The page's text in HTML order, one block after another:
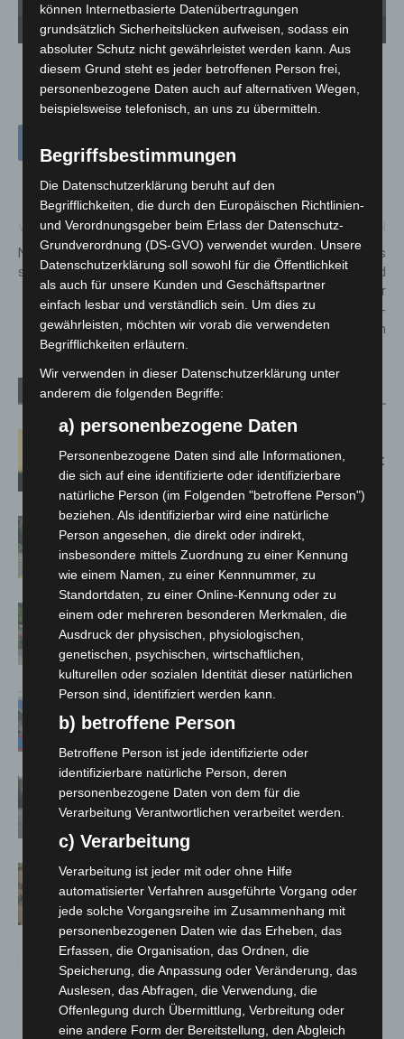
Baustellenbesichtigung des Großen Wellenkanals der Leibniz Universität Hannover
(LUH) in Hannover-Marienwerder. - Foto: Matthias Falk / hannoverfotografie
Vorheriger Artikel
Niedersachsen-Technikum
startet in die nächste Runde
Nächster Artikel
Innenminister Pistorius
besucht „Führungs- und
Einsatzmittelworkshop“ der
niedersächsischen Polizei-
Fahrradstaffeln
Verwandte Artikel Mehr vom Autor
Hannover: Erste Tigermücken-
Population in Niedersachsen entdeckt
Brand im „Haus der Begegnung“ in
Neuwarmbüchen schnell eingedämmt
Region Hannover: 21 neue
Notfallsanitäter starten beim Roten
Kreuz
Mann läuft mit Hockeyschläger über
A7 – Polizei sucht Zeugen
Hannover: Polizei stoppt 166
Trunkenheitsfahrten bei
Hannover Klassik Open Air 2026:
Französische Oper im Maschpark
können Internetbasierte Datenübertragungen
grundsätzlich Sicherheitslücken aufweisen, sodass ein
absoluter Schutz nicht gewährleistet werden kann. Aus
diesem Grund steht es jeder betroffenen Person frei,
personenbezogene Daten auch auf alternativen Wegen,
beispielsweise telefonisch, an uns zu übermitteln.
Begriffsbestimmungen
Die Datenschutzerklärung beruht auf den
Begrifflichkeiten, die durch den Europäischen Richtlinien-
und Verordnungsgeber beim Erlass der Datenschutz-
Grundverordnung (DS-GVO) verwendet wurden. Unsere
Datenschutzerklärung soll sowohl für die Öffentlichkeit
als auch für unsere Kunden und Geschäftspartner
einfach lesbar und verständlich sein. Um dies zu
gewährleisten, möchten wir vorab die verwendeten
Begrifflichkeiten erläutern.
Wir verwenden in dieser Datenschutzerklärung unter
anderem die folgenden Begriffe:
a) personenbezogene Daten
Personenbezogene Daten sind alle Informationen,
die sich auf eine identifizierte oder identifizierbare
natürliche Person (im Folgenden "betroffene Person")
beziehen. Als identifizierbar wird eine natürliche
Person angesehen, die direkt oder indirekt,
insbesondere mittels Zuordnung zu einer Kennung
wie einem Namen, zu einer Kennnummer, zu
Standortdaten, zu einer Online-Kennung oder zu
einem oder mehreren besonderen Merkmalen, die
Ausdruck der physischen, physiologischen,
genetischen, psychischen, wirtschaftlichen,
kulturellen oder sozialen Identität dieser natürlichen
Person sind, identifiziert werden kann.
b) betroffene Person
Betroffene Person ist jede identifizierte oder
identifizierbare natürliche Person, deren
personenbezogene Daten von dem für die
Verarbeitung Verantwortlichen verarbeitet werden.
c) Verarbeitung
Verarbeitung ist jeder mit oder ohne Hilfe
automatisierter Verfahren ausgeführte Vorgang oder
jede solche Vorgangsreihe im Zusammenhang mit
personenbezogenen Daten wie das Erheben, das
Erfassen, die Organisation, das Ordnen, die
Speicherung, die Anpassung oder Veränderung, das
Auslesen, das Abfragen, die Verwendung, die
Offenlegung durch Übermittlung, Verbreitung oder
eine andere Form der Bereitstellung, den Abgleich